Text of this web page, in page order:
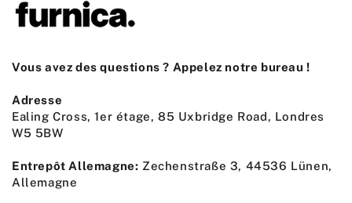
Vous avez des questions ? Appelez notre bureau !
Adresse
Ealing Cross, 1er étage, 85 Uxbridge Road, Londres
W5 5BW
Entrepôt Allemagne: Zechenstraße 3, 44536 Lünen,
Allemagne